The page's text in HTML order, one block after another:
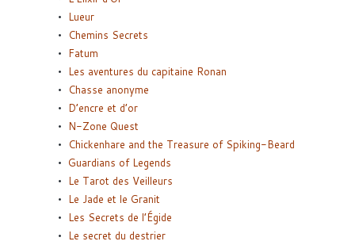
Lueur
Chemins Secrets
Fatum
Les aventures du capitaine Ronan
Chasse anonyme
D’encre et d’or
N-Zone Quest
Chickenhare and the Treasure of Spiking-Beard
Guardians of Legends
Le Tarot des Veilleurs
Le Jade et le Granit
Les Secrets de l’Égide
Le secret du destrier